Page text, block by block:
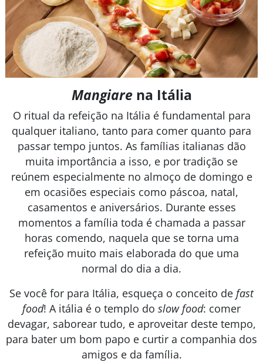
Mangiare na Itália
O ritual da refeição na Itália é fundamental para
qualquer italiano, tanto para comer quanto para
passar tempo juntos. As famílias italianas dão
muita importância a isso, e por tradição se
reúnem especialmente no almoço de domingo e
em ocasiões especiais como páscoa, natal,
casamentos e aniversários. Durante esses
momentos a família toda é chamada a passar
horas comendo, naquela que se torna uma
refeição muito mais elaborada do que uma
normal do dia a dia.
Se você for para Itália, esqueça o conceito de fast
food! A itália é o templo do slow food: comer
devagar, saborear tudo, e aproveitar deste tempo,
para bater um bom papo e curtir a companhia dos
amigos e da família.